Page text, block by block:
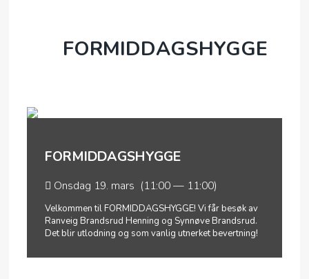
KALENDER
FORMIDDAGSHYGGE
FORMIDDAGSHYGGE
Onsdag 19. mars (11:00 — 11:00)
Velkommen til FORMIDDAGSHYGGE! Vi får besøk av
Ranveig Brandsrud Henning og Synnøve Brandsrud.
Det blir utlodning og som vanlig utnerket bevertning!